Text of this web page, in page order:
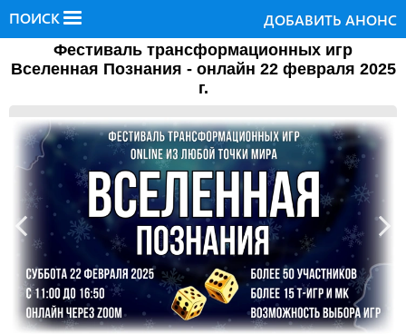
ПОИСК ДОБАВИТЬ АНОНС
Фестиваль трансформационных игр
Вселенная Познания - онлайн 22 февраля 2025
г.